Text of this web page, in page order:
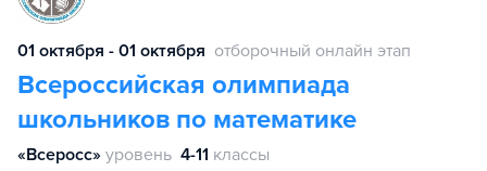
01 октября - 01 октября отборочный онлайн этап
Всероссийская олимпиада
школьников по математике
«Всеросс» уровень 4-11 классы